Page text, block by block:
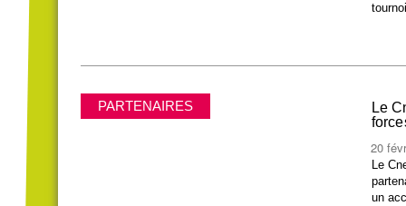
PARTENAIRES
Le
20
Le
un